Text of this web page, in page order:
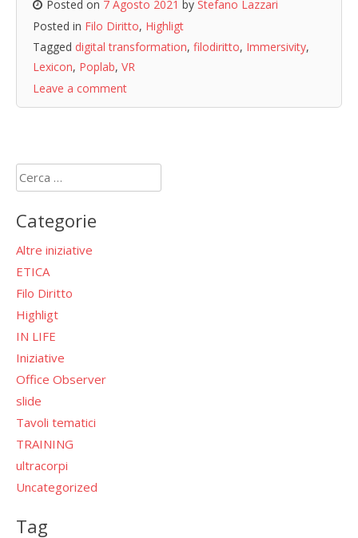
Posted on 7 Agosto 2021 by Stefano Lazzari
Posted in Filo Diritto, Highligt
Tagged digital transformation, filodiritto, Immersivity,
Lexicon, Poplab, VR
Leave a comment
Ricerca
per:
Categorie
Altre iniziative
ETICA
Filo Diritto
Highligt
IN LIFE
Iniziative
Office Observer
slide
Tavoli tematici
TRAINING
ultracorpi
Uncategorized
Tag